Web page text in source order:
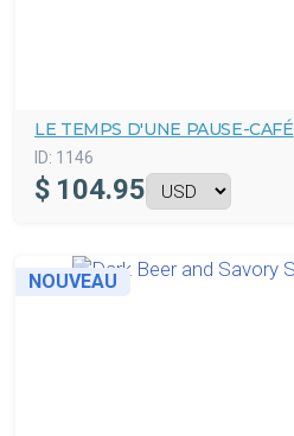
LE TEMPS D'UNE PAUSE-CAFÉ
ID: 1146
$ 104.95
NOUVEAU